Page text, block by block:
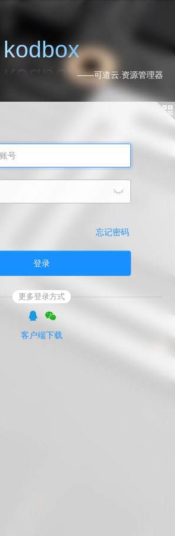
kodbox
——可道云.资源管理器
忘记密码
登录
更多登录方式
客户端下载